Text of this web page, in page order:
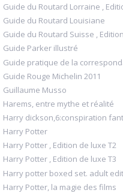
Guide du Routard Lorraine ,
Guide du Routard Louisiane
Guide du Routard Suisse ,
Guide Parker illustré
Guide pratique de la
Guide Rouge Michelin 2011
Guillaume Musso
Harems, entre mythe et réalité
Harry dickson,6:conspiration
Harry Potter
Harry Potter , Edition de luxe T2
Harry Potter , Edition de luxe T3
Harry potter boxed set. adult
Harry Potter, la magie des films